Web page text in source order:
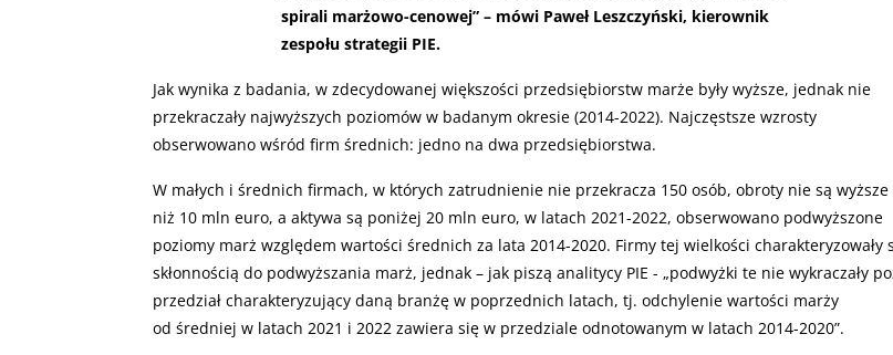
spirali marżowo-cenowej” – mówi Paweł Leszczyński, kierownik
zespołu strategii PIE.
Jak wynika z badania, w zdecydowanej większości przedsiębiorstw marże były wyższe, jednak nie
przekraczały najwyższych poziomów w badanym okresie (2014-2022). Najczęstsze wzrosty
obserwowano wśród firm średnich: jedno na dwa przedsiębiorstwa.
W małych i średnich firmach, w których zatrudnienie nie przekracza 150 osób, obroty nie są wyższe
niż 10 mln euro, a aktywa są poniżej 20 mln euro, w latach 2021-2022, obserwowano podwyższone
poziomy marż względem wartości średnich za lata 2014-2020. Firmy tej wielkości charakteryzowały
skłonnością do podwyższania marż, jednak – jak piszą analitycy PIE - „podwyżki te nie wykraczały
przedział charakteryzujący daną branżę w poprzednich latach, tj. odchylenie wartości marży
od średniej w latach 2021 i 2022 zawiera się w przedziale odnotowanym w latach 2014-2020”.